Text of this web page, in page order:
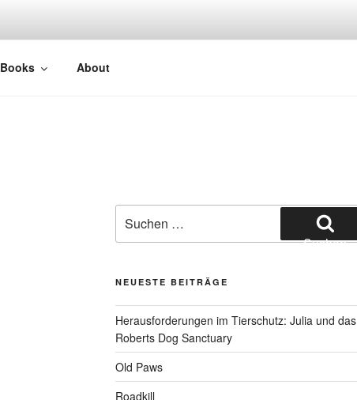
Books About
nach:
Suchen
NEUESTE BEITRÄGE
Herausforderungen im Tierschutz: Julia und das
Roberts Dog Sanctuary
Old Paws
Roadkill